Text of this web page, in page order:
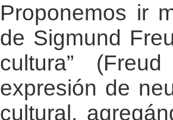
Proponemos ir
de Sigmund
cultura”
expresión de
cultural,